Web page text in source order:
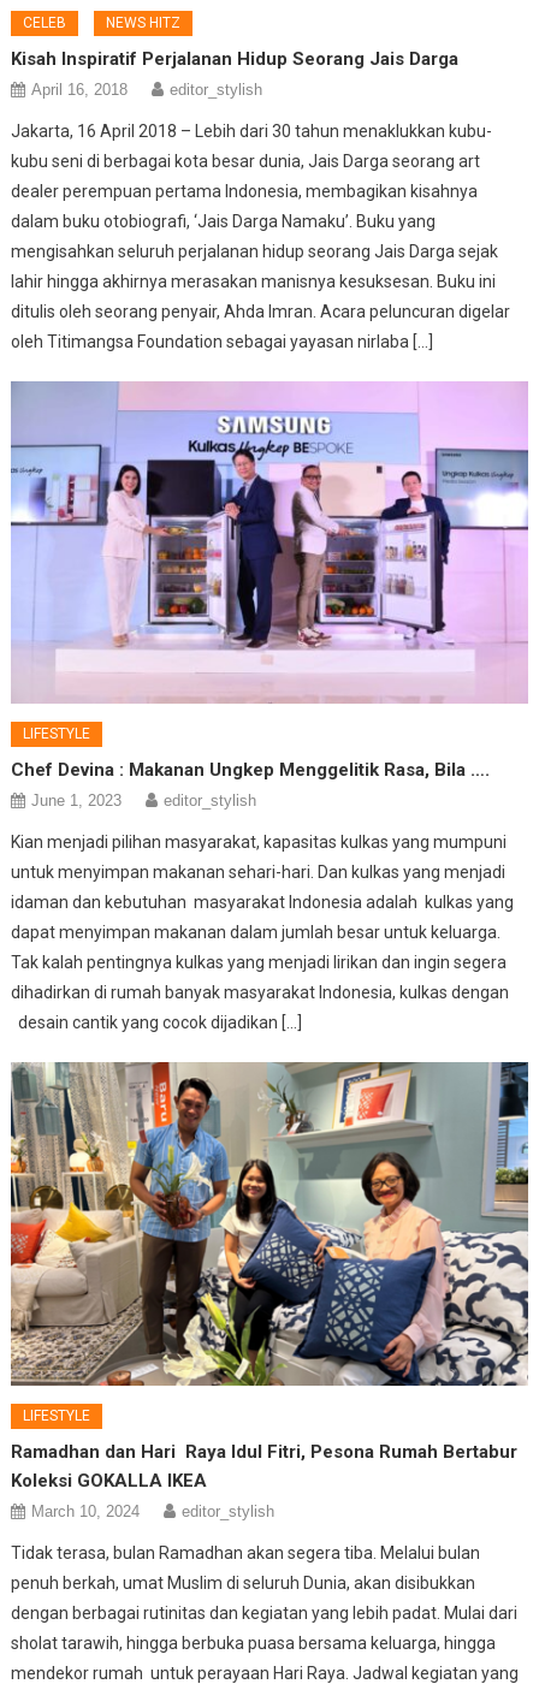
CELEB NEWS HITZ
Kisah Inspiratif Perjalanan Hidup Seorang Jais Darga
April 16, 2018 editor_stylish
Jakarta, 16 April 2018 – Lebih dari 30 tahun menaklukkan kubu-
kubu seni di berbagai kota besar dunia, Jais Darga seorang art
dealer perempuan pertama Indonesia, membagikan kisahnya
dalam buku otobiografi, ‘Jais Darga Namaku’. Buku yang
mengisahkan seluruh perjalanan hidup seorang Jais Darga sejak
lahir hingga akhirnya merasakan manisnya kesuksesan. Buku ini
ditulis oleh seorang penyair, Ahda Imran. Acara peluncuran digelar
oleh Titimangsa Foundation sebagai yayasan nirlaba […]
LIFESTYLE
Chef Devina : Makanan Ungkep Menggelitik Rasa, Bila ….
June 1, 2023 editor_stylish
Kian menjadi pilihan masyarakat, kapasitas kulkas yang mumpuni
untuk menyimpan makanan sehari-hari. Dan kulkas yang menjadi
idaman dan kebutuhan masyarakat Indonesia adalah kulkas yang
dapat menyimpan makanan dalam jumlah besar untuk keluarga.
Tak kalah pentingnya kulkas yang menjadi lirikan dan ingin segera
dihadirkan di rumah banyak masyarakat Indonesia, kulkas dengan
desain cantik yang cocok dijadikan […]
LIFESTYLE
Ramadhan dan Hari Raya Idul Fitri, Pesona Rumah Bertabur
Koleksi GOKALLA IKEA
March 10, 2024 editor_stylish
Tidak terasa, bulan Ramadhan akan segera tiba. Melalui bulan
penuh berkah, umat Muslim di seluruh Dunia, akan disibukkan
dengan berbagai rutinitas dan kegiatan yang lebih padat. Mulai dari
sholat tarawih, hingga berbuka puasa bersama keluarga, hingga
mendekor rumah untuk perayaan Hari Raya. Jadwal kegiatan yang